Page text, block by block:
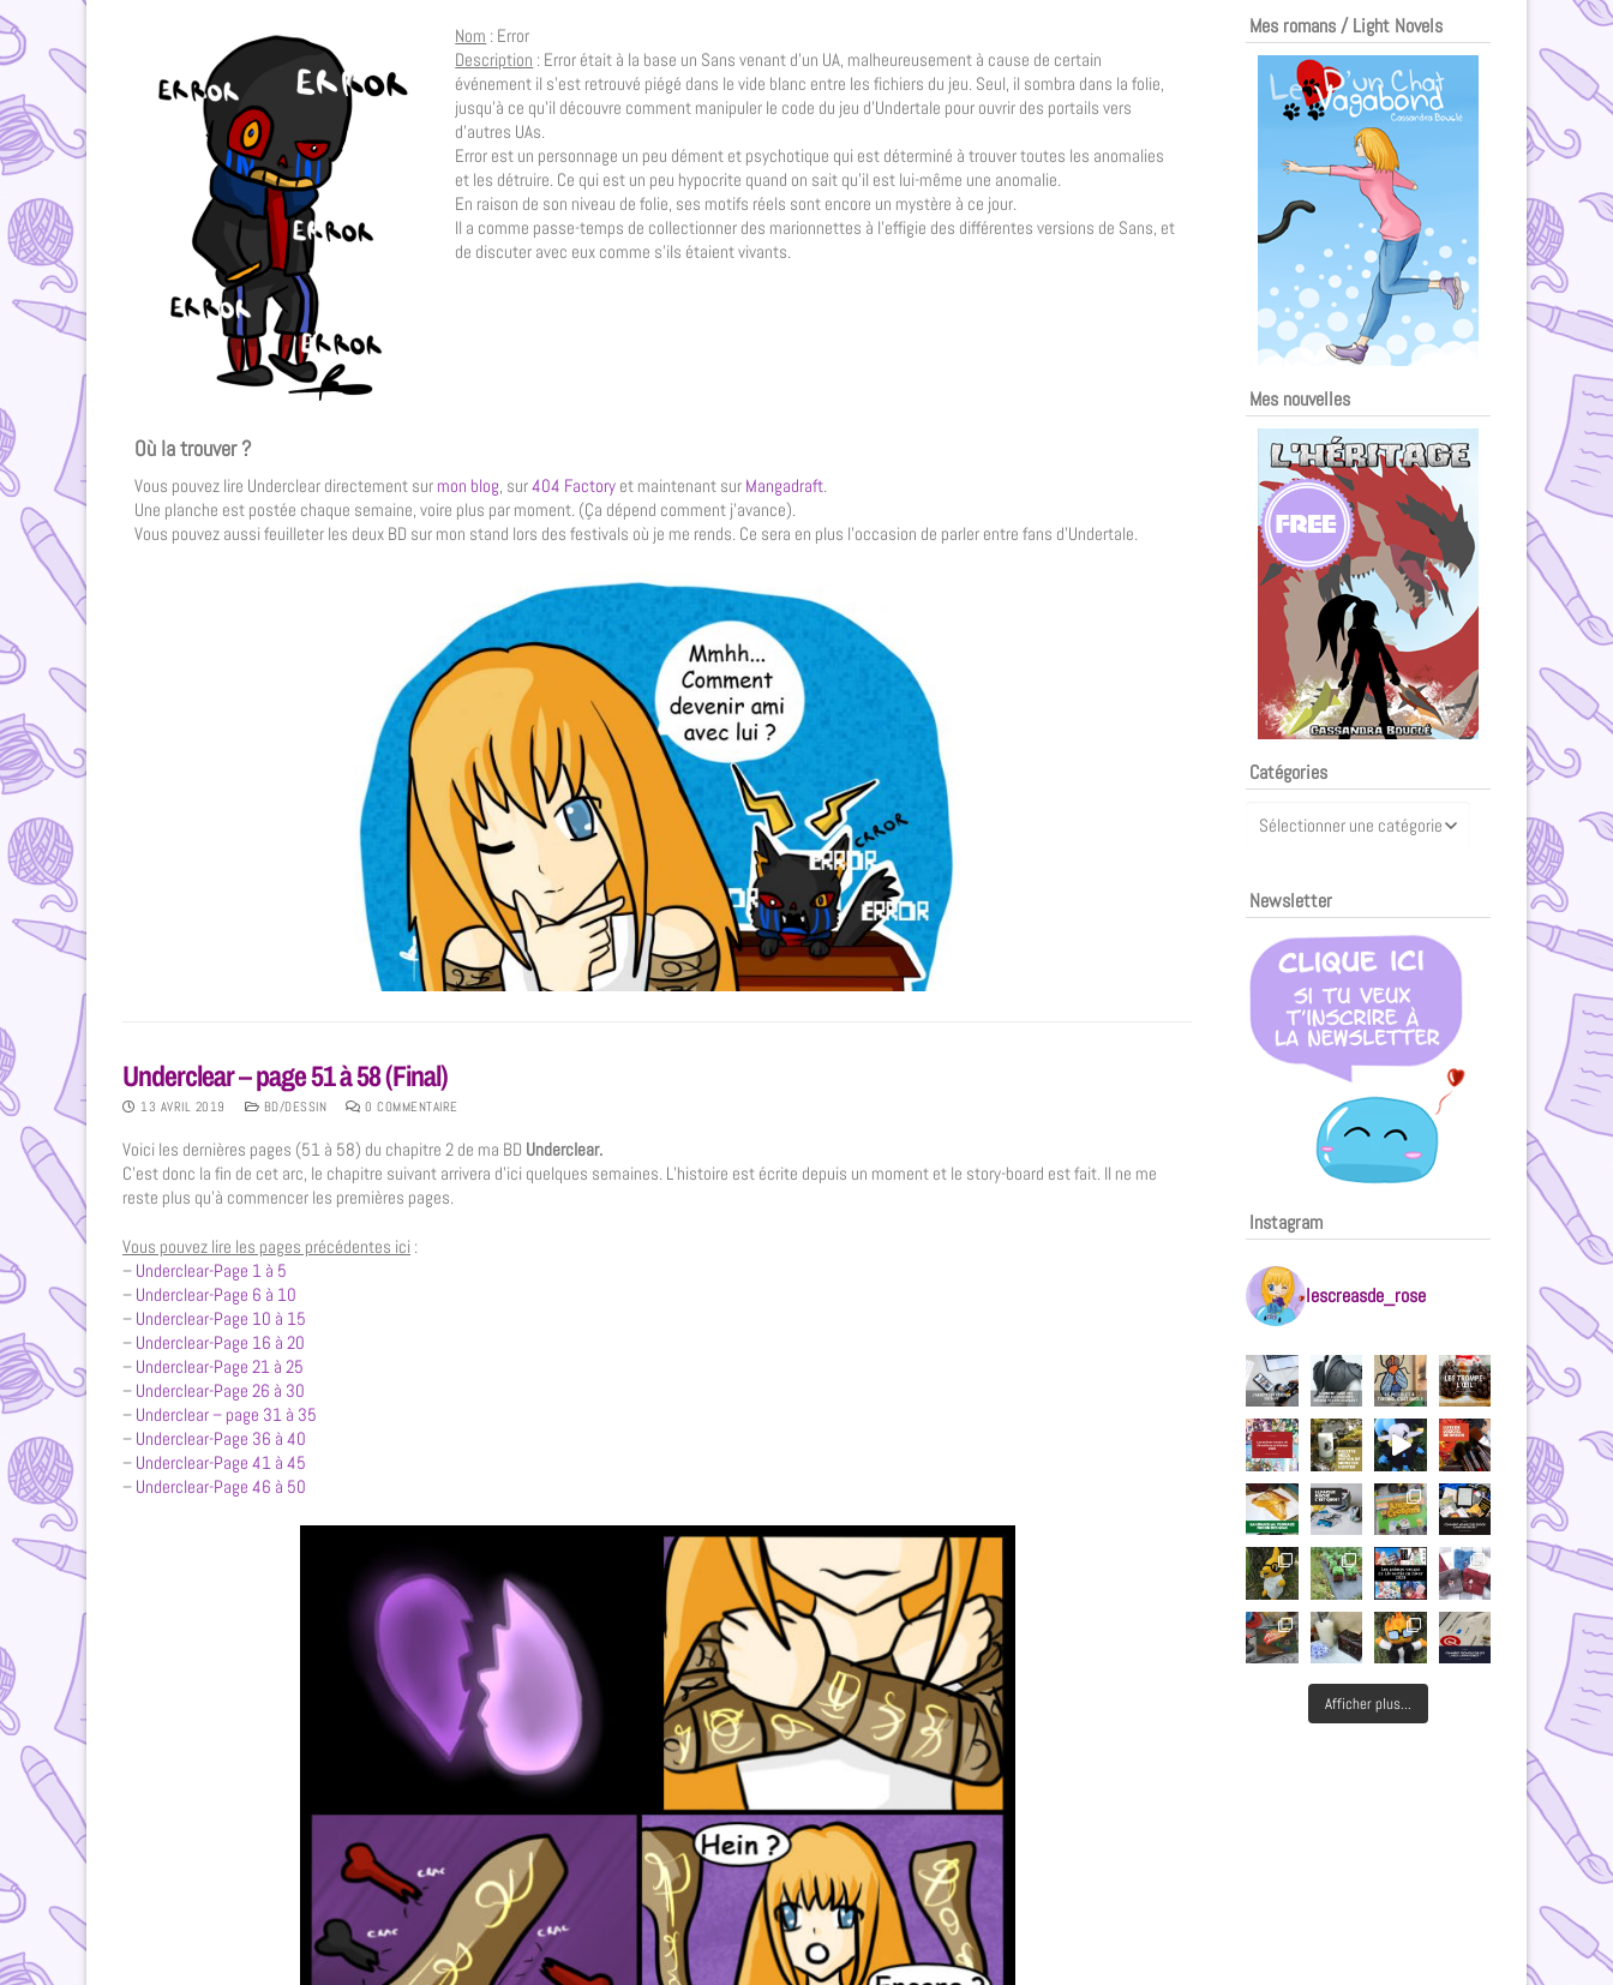
Nom : Error
Description : Error était à la base un Sans venant d’un UA, malheureusement à cause de certain
événement il s’est retrouvé piégé dans le vide blanc entre les fichiers du jeu. Seul, il sombra dans la folie,
jusqu’à ce qu’il découvre comment manipuler le code du jeu d’Undertale pour ouvrir des portails vers
d’autres UAs.
Error est un personnage un peu dément et psychotique qui est déterminé à trouver toutes les anomalies
et les détruire. Ce qui est un peu hypocrite quand on sait qu’il est lui-même une anomalie.
En raison de son niveau de folie, ses motifs réels sont encore un mystère à ce jour.
Il a comme passe-temps de collectionner des marionnettes à l’effigie des différentes versions de Sans, et
de discuter avec eux comme s’ils étaient vivants.
Où la trouver ?
Vous pouvez lire Underclear directement sur mon blog , sur404 Factory et maintenant sur Mangadraft
Une planche est postée chaque semaine, voire plus par moment. (Ça dépend comment j’avance).
Vous pouvez aussi feuilleter les deux BD sur mon stand lors des festivals où je me rends. Ce sera en plus l’occasion de parler entre fans d’Undertale.
Underclear – page 51 à 58 (Final)
13 AVRIL 2019 BD/DESSIN 0 COMMENTAIRE
Voici les dernières pages (51 à 58) du chapitre 2 de ma BD Underclear.
C’est donc la fin de cet arc, le chapitre suivant arrivera d’ici quelques semaines. L’histoire est écrite depuis un moment et le story-board est fait. Il ne me
reste plus qu’à commencer les premières pages.
Vous pouvez lire les pages précédentes ici :
– Underclear-Page 1 à 5
– Underclear-Page 6 à 10
– Underclear-Page 10 à 15
– Underclear-Page 16 à 20
– Underclear-Page 21 à 25
– Underclear-Page 26 à 30
– Underclear – page 31 à 35
– Underclear-Page 36 à 40
– Underclear-Page 41 à 45
– Underclear-Page 46 à 50
Mes romans / Light Novels
Mes nouvelles
Catégories
Newsletter
Instagram
lescreasde_rose
Afficher plus...